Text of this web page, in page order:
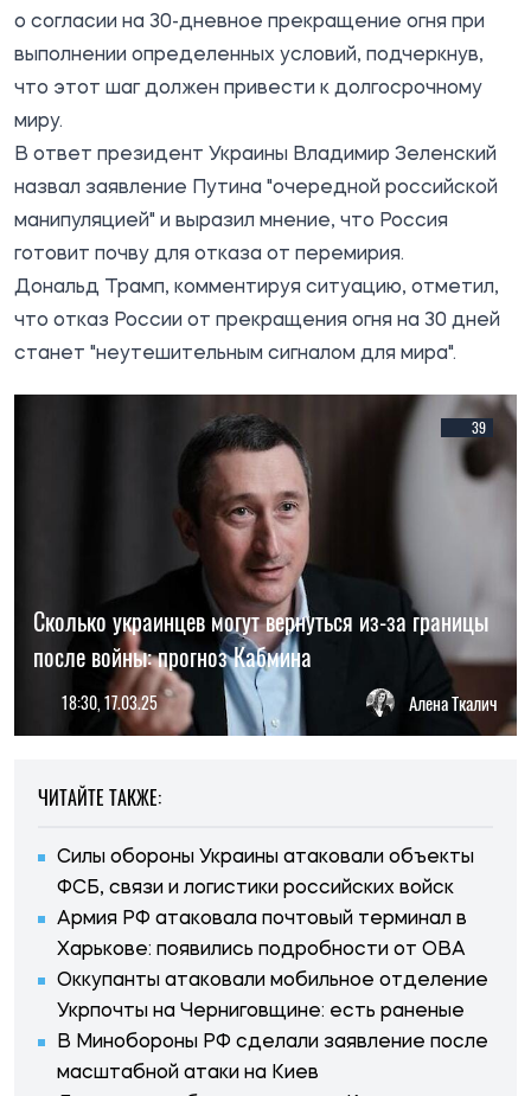
о согласии на 30-дневное прекращение огня при
выполнении определенных условий, подчеркнув,
что этот шаг должен привести к долгосрочному
миру.
В ответ президент Украины Владимир Зеленский
назвал заявление Путина "очередной российской
манипуляцией" и выразил мнение, что Россия
готовит почву для отказа от перемирия.
Дональд Трамп, комментируя ситуацию, отметил,
что отказ России от прекращения огня на 30 дней
станет "неутешительным сигналом для мира".
39
Сколько украинцев могут вернуться из-за границы
после войны: прогноз Кабмина
18:30, 17.03.25 Алена Ткалич
ЧИТАЙТЕ ТАКЖЕ:
Силы обороны Украины атаковали объекты
ФСБ, связи и логистики российских войск
Армия РФ атаковала почтовый терминал в
Харькове: появились подробности от ОВА
Оккупанты атаковали мобильное отделение
Укрпочты на Черниговщине: есть раненые
В Минобороны РФ сделали заявление после
масштабной атаки на Киев